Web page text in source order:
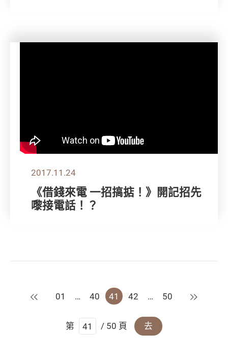
2017.11.24
《借錢來電 一招搞掂！》開記招先
嚟接電話！？
上一頁
01 … 40 41 42 … 50 下一頁
第 / 50 頁 去